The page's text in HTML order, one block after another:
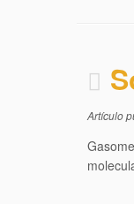
Artículo